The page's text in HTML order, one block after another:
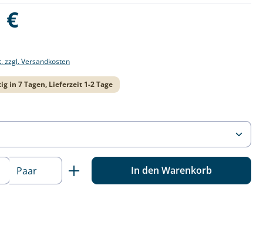
€
zzgl. Versandkosten
in 7 Tagen, Lieferzeit 1-2 Tage
Gib den gewünschten Wert
Paar In den Warenkorb